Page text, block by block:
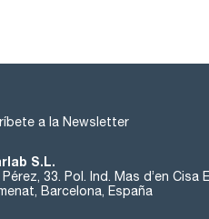
a la Newsletter
S.L.
33. Pol. Ind. Mas d’en Cisa
Barcelona, España